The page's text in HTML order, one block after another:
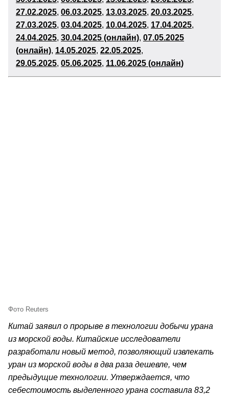
27.02.2025, 06.03.2025, 13.03.2025, 20.03.2025,
27.03.2025, 03.04.2025, 10.04.2025, 17.04.2025,
24.04.2025, 30.04.2025 (онлайн), 07.05.2025
(онлайн), 14.05.2025, 22.05.2025,
29.05.2025, 05.06.2025, 11.06.2025 (онлайн)
Фото Reuters
Китай заявил о прорыве в технологии добычи урана
из морской воды. Китайские исследователи
разработали новый метод, позволяющий извлекать
уран из морской воды в два раза дешевле, чем
предыдущие технологии. Утверждается, что
себестоимость выделенного урана составила 83,2